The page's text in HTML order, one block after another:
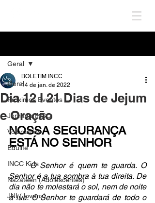
Geral
Próximos Eventos
Jornada INCC
Voluntários
Edulife
INCC Kids
Nazateen (Adolescentes)
JNI (Jovens)
Geral
Dia 12 I 21 Dias de Jejum
e Oração
BOLETIM INCC
14 de jan. de 2022
NOSSA SEGURANÇA
ESTÁ NO SENHOR
O Senhor é quem te guarda. O
Senhor é a tua sombra à tua direita. De
dia não te molestará o sol, nem de noite
a lua. O Senhor te guardará de todo o